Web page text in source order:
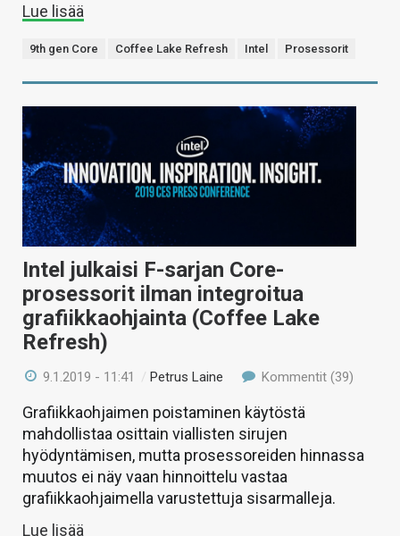
Lue lisää
9th gen Core Coffee Lake Refresh Intel Prosessorit
Intel julkaisi F-sarjan Core-
prosessorit ilman integroitua
grafiikkaohjainta (Coffee Lake
Refresh)
9.1.2019 - 11:41 /Petrus Laine Kommentit (39)
Grafiikkaohjaimen poistaminen käytöstä
mahdollistaa osittain viallisten sirujen
hyödyntämisen, mutta prosessoreiden hinnassa
muutos ei näy vaan hinnoittelu vastaa
grafiikkaohjaimella varustettuja sisarmalleja.
Lue lisää